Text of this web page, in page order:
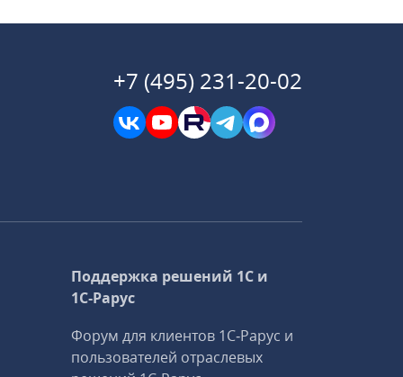
+7 (495) 231-20-02
Поддержка решений 1С и
1С‑Рарус
Форум для клиентов 1С‑Рарус и
пользователей отраслевых